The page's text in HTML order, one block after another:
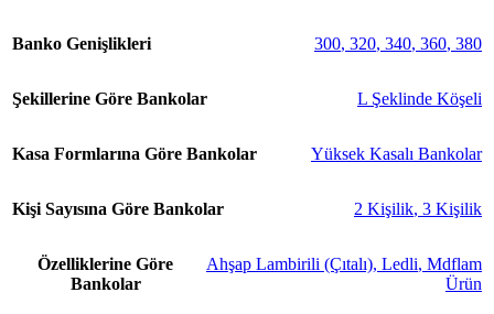
Banko Genişlikleri 300, 320, 340, 360, 380
Şekillerine Göre Bankolar L Şeklinde Köşeli
Kasa Formlarına Göre Bankolar Yüksek Kasalı Bankolar
Kişi Sayısına Göre Bankolar 2 Kişilik, 3 Kişilik
Özelliklerine Göre
Bankolar
Ahşap Lambirili (Çıtalı), Ledli, Mdflam
Ürün